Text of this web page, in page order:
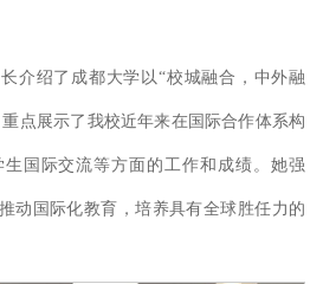
介绍了成都大学以“校城融合，中外融
重点展示了我校近年来在国际合作体系构
国际交流等方面的工作和成绩。她强
动国际化教育，培养具有全球胜任力 的